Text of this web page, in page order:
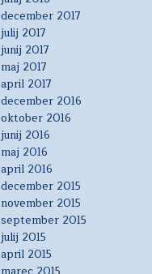
december 2017
julij 2017
junij 2017
maj 2017
april 2017
december 2016
oktober 2016
junij 2016
maj 2016
april 2016
december 2015
november 2015
september 2015
julij 2015
april 2015